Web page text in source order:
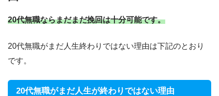
20代無職ならまだまだ挽回は十分可能です。
20代無職がまだ人生終わりではない理由は下記のとおり
です。
20代無職がまだ人生が終わりではない理由